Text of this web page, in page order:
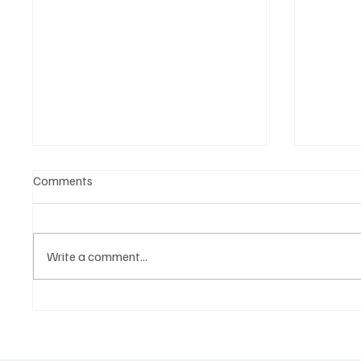
Comments
Write a comment...